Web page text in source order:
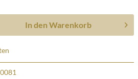
In den Warenkorb